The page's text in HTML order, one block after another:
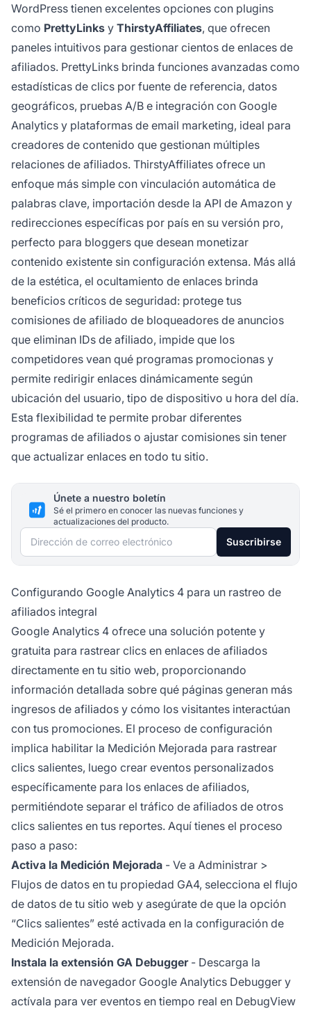
WordPress tienen excelentes opciones con plugins
como PrettyLinks y ThirstyAffiliates, que ofrecen
paneles intuitivos para gestionar cientos de enlaces de
afiliados. PrettyLinks brinda funciones avanzadas como
estadísticas de clics por fuente de referencia, datos
geográficos, pruebas A/B e integración con Google
Analytics y plataformas de email marketing, ideal para
creadores de contenido que gestionan múltiples
relaciones de afiliados. ThirstyAffiliates ofrece un
enfoque más simple con vinculación automática de
palabras clave, importación desde la API de Amazon y
redirecciones específicas por país en su versión pro,
perfecto para bloggers que desean monetizar
contenido existente sin configuración extensa. Más allá
de la estética, el ocultamiento de enlaces brinda
beneficios críticos de seguridad: protege tus
comisiones de afiliado de bloqueadores de anuncios
que eliminan IDs de afiliado, impide que los
competidores vean qué programas promocionas y
permite redirigir enlaces dinámicamente según
ubicación del usuario, tipo de dispositivo u hora del día.
Esta flexibilidad te permite probar diferentes
programas de afiliados o ajustar comisiones sin tener
que actualizar enlaces en todo tu sitio.
Únete a nuestro boletín
Sé el primero en conocer las nuevas funciones y
actualizaciones del producto.
Dirección de correo electrónico Suscribirse
Configurando Google Analytics 4 para un rastreo de
afiliados integral
Google Analytics 4 ofrece una solución potente y
gratuita para rastrear clics en enlaces de afiliados
directamente en tu sitio web, proporcionando
información detallada sobre qué páginas generan más
ingresos de afiliados y cómo los visitantes interactúan
con tus promociones. El proceso de configuración
implica habilitar la Medición Mejorada para rastrear
clics salientes, luego crear eventos personalizados
específicamente para los enlaces de afiliados,
permitiéndote separar el tráfico de afiliados de otros
clics salientes en tus reportes. Aquí tienes el proceso
paso a paso:
Activa la Medición Mejorada - Ve a Administrar >
Flujos de datos en tu propiedad GA4, selecciona el flujo
de datos de tu sitio web y asegúrate de que la opción
“Clics salientes” esté activada en la configuración de
Medición Mejorada.
Instala la extensión GA Debugger- Descarga la
extensión de navegador Google Analytics Debugger y
actívala para ver eventos en tiempo real en DebugView